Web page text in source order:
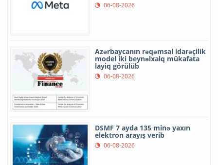
06-08-2026
Azərbaycanın rəqəmsal idarəçilik
model iki beynəlxalq mükafata
layiq görülüb
06-08-2026
DSMF 7 ayda 135 minə yaxın
elektron arayış verib
06-08-2026